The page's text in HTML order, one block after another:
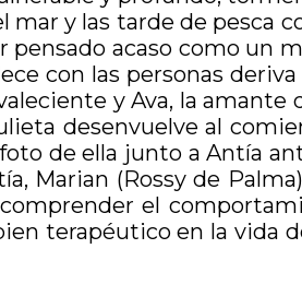
y las tarde de pesca
acaso como un
con las personas
y Ava, la
desenvuelve al
de ella junto a Antía
Marian (Rossy de
el
terapéutico en la vida